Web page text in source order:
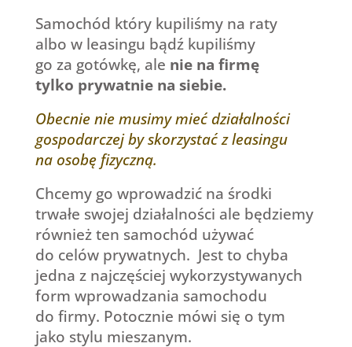
Samochód który kupiliśmy na raty
albo w leasingu bądź kupiliśmy
go za gotówkę, ale nie na firmę
tylko prywatnie na siebie.
Obecnie nie musimy mieć działalności
gospodarczej by skorzystać z leasingu
na osobę fizyczną.
Chcemy go wprowadzić na środki
trwałe swojej działalności ale będziemy
również ten samochód używać
do celów prywatnych. Jest to chyba
jedna z najczęściej wykorzystywanych
form wprowadzania samochodu
do firmy. Potocznie mówi się o tym
jako stylu mieszanym.